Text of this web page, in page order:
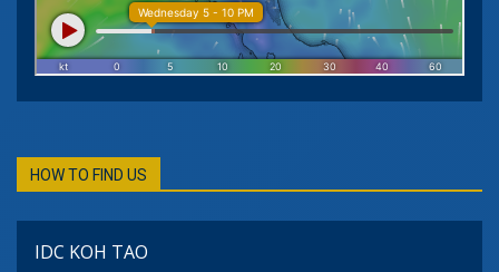
HOW TO FIND US
IDC KOH TAO